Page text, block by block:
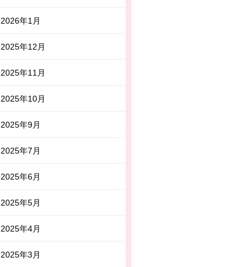
2026年1月
2025年12月
2025年11月
2025年10月
2025年9月
2025年7月
2025年6月
2025年5月
2025年4月
2025年3月